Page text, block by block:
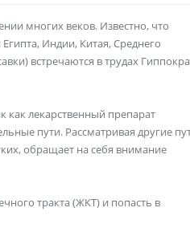
многих веков. Известно, что
Индии, Китая, Среднего
встречаются в трудах
как лекарственный препарат
пути. Рассматривая другие
обращает на себя внимание
тракта (ЖКТ) и попасть в